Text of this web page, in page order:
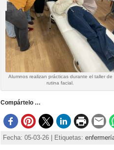
Alumnos realizan prácticas durante el taller de
rutina facial.
Compártelo …
Fecha: 05-03-26 | Etiquetas: